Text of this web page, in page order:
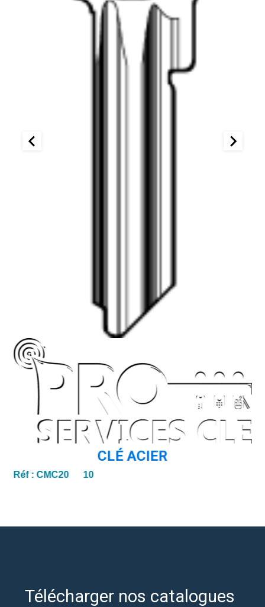
CLÉ ACIER
Réf :CMC20 10
Télécharger nos catalogues